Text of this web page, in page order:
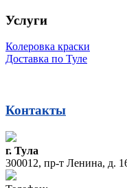
Услуги
Колеровка краски
Доставка по Туле
Контакты
г. Тула
300012, пр-т Ленина, д.